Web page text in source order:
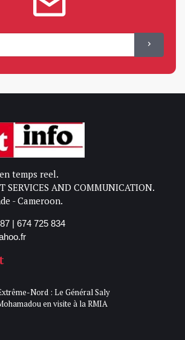
temps reel.
SERVICES AND COMMUNICATION.
- Cameroon.
| 674 725 834
Nord : Le Général Saly
en visite à la RMIA